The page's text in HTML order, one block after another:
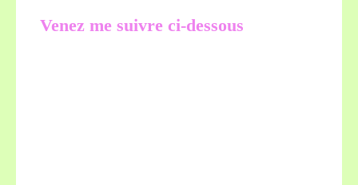
Venez me suivre ci-dessous